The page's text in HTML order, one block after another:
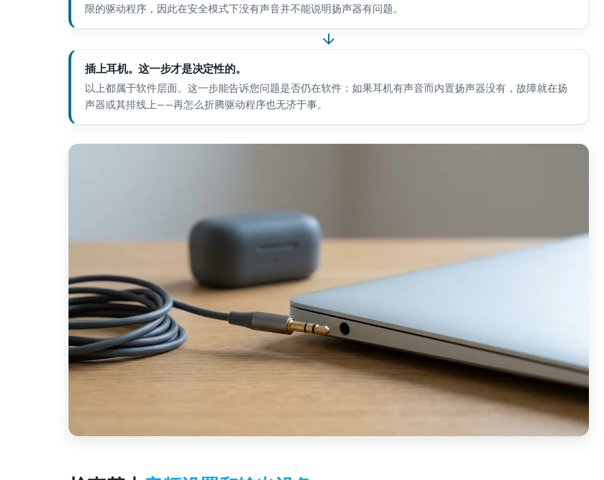
限的驱动程序，因此在安全模式下没有声音并不能说明扬声器有问题。
插上耳机。这一步才是决定性的。
以上都属于软件层面。这一步能告诉您问题是否仍在软件：如果耳机有声音而内置扬声器没有，故障就在扬
声器或其排线上——再怎么折腾驱动程序也无济于事。